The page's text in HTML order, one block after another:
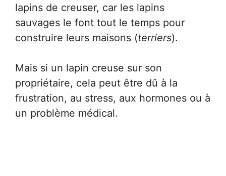
lapins de creuser, car les lapins
sauvages le font tout le temps pour
construire leurs maisons (terriers).
Mais si un lapin creuse sur son
propriétaire, cela peut être dû à la
frustration, au stress, aux hormones ou à
un problème médical.